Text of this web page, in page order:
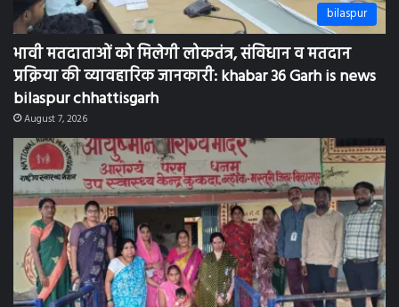
sipat NTPC
मां का पहला दुध बच्चों के लिए बेहद जरूरी व उपयोगी है,
बिमारियों से बचाता है मां का दूध आहार का शुध्द रूप है:
khabar 36 Garh is news bilaspur chhattisgarh
August 7, 2026